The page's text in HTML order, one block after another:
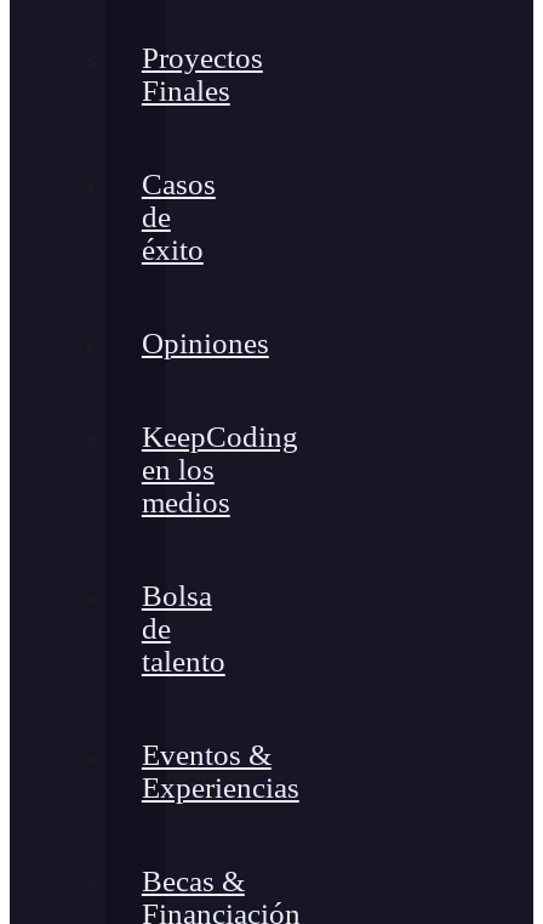
Proyectos
Finales
Casos
de
éxito
Opiniones
KeepCoding
en los
medios
Bolsa
de
talento
Eventos &
Experiencias
Becas &
Financiación